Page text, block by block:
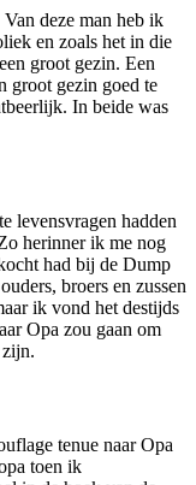
deze man heb ik
en zoals het in die
groot gezin. Een
groot gezin goed te
In beide was
levensvragen hadden
herinner ik me nog
had bij de Dump
broers en zussen
ik vond het destijds
Opa zou gaan om
tenue naar Opa
toen ik